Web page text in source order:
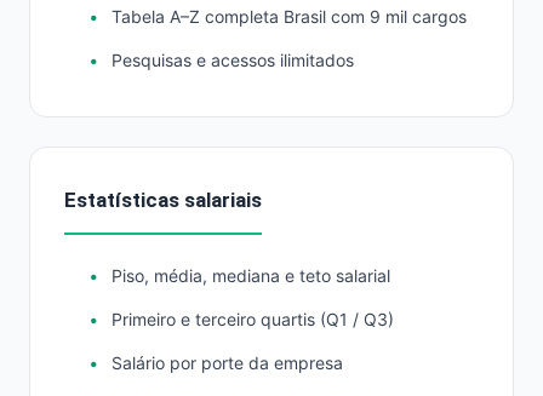
Tabela A–Z completa Brasil com 9 mil cargos
Pesquisas e acessos ilimitados
Estatísticas salariais
Piso, média, mediana e teto salarial
Primeiro e terceiro quartis (Q1 / Q3)
Salário por porte da empresa